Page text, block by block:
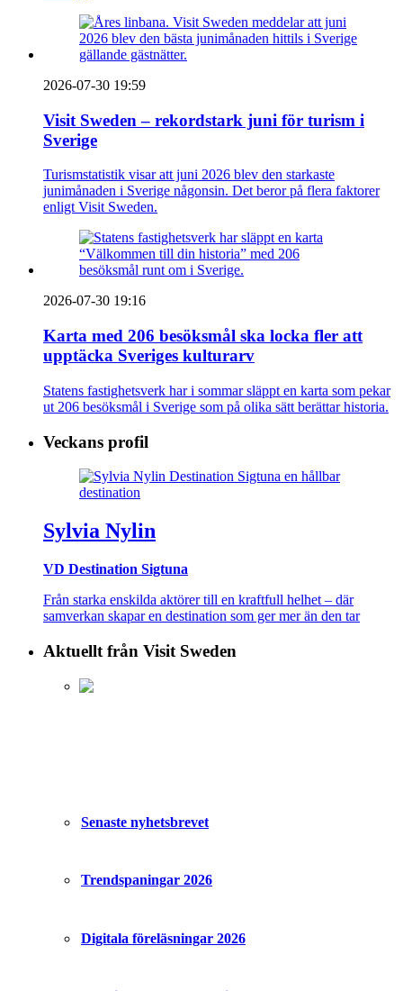
2026-07-30 19:59
Visit Sweden – rekordstark juni för turism i
Sverige
Turismstatistik visar att juni 2026 blev den starkaste
junimånaden i Sverige någonsin. Det beror på flera faktorer
enligt Visit Sweden.
2026-07-30 19:16
Karta med 206 besöksmål ska locka fler att
upptäcka Sveriges kulturarv
Statens fastighetsverk har i sommar släppt en karta som pekar
ut 206 besöksmål i Sverige som på olika sätt berättar historia.
Veckans profil
Sylvia Nylin
VD Destination Sigtuna
Från starka enskilda aktörer till en kraftfull helhet – där
samverkan skapar en destination som ger mer än den tar
Aktuellt från Visit Sweden
Senaste nyhetsbrevet
Trendspaningar 2026
Digitala föreläsningar 2026